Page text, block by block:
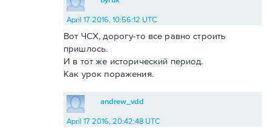
April 17 2016, 10:56:12 UTC
Вот ЧСХ, дорогу-то все равно строить
пришлось.
И в тот же исторический период.
Как урок поражения.
andrew_vdd
April 17 2016, 20:42:48 UTC